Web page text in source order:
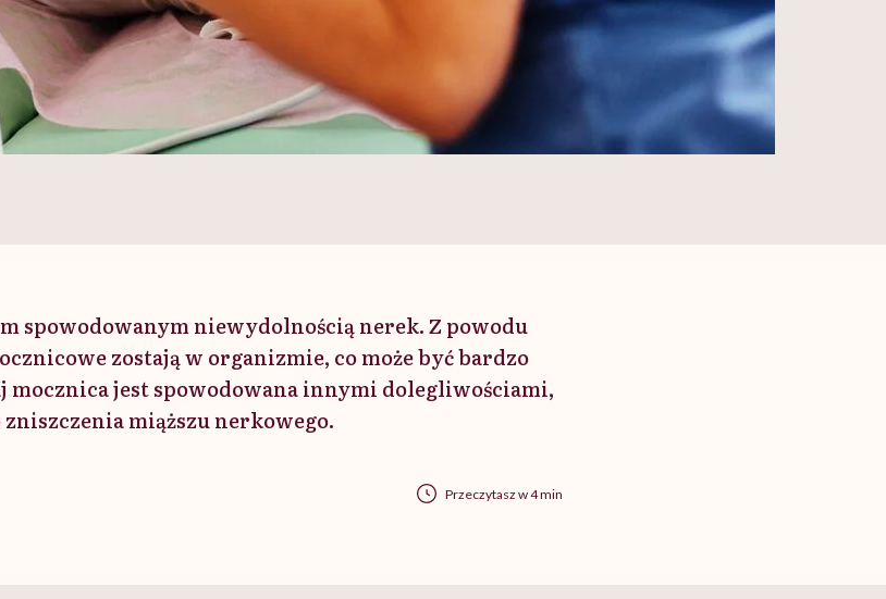
spowodowanym niewydolnością nerek. Z powodu
zostają w organizmie, co może być bardzo
mocznica jest spowodowana innymi dolegliwościami,
miąższu nerkowego.
Przeczytasz w 4 min